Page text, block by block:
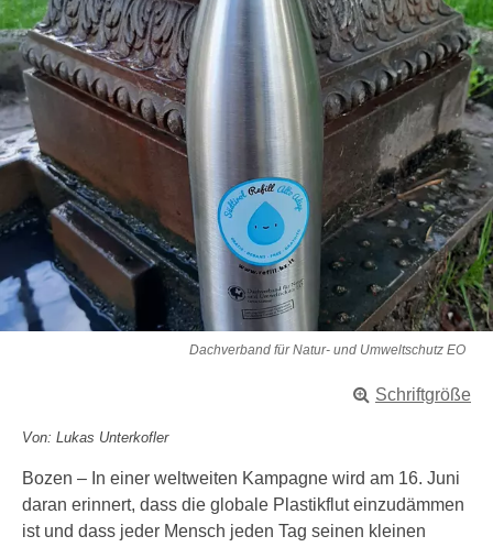
Dachverband für Natur- und Umweltschutz EO
Schriftgröße
Von: Lukas Unterkofler
Bozen – In einer weltweiten Kampagne wird am 16. Juni
daran erinnert, dass die globale Plastikflut einzudämmen
ist und dass jeder Mensch jeden Tag seinen kleinen